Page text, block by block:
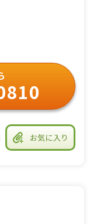
お気に入り